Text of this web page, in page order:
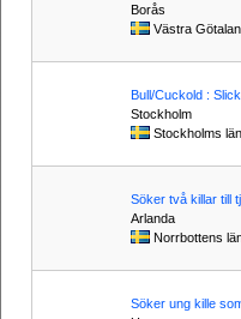
Borås
Västra
Bull/Cuckold :
Stockholm
Stockholms län
Söker två killar till
Arlanda
Norrbottens
Söker ung kille